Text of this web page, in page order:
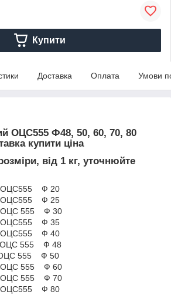
Купити
Доставка Оплата Умови
ОЦС555 Ф48, 50, 60, 70, 80
купити ціна
від 1 кг, уточнюйте
ОЦС555 Ф 20
ОЦС555 Ф 25
ОЦС 555 Ф 30
ОЦС555 Ф 35
ОЦС555 Ф 40
ОЦС 555 Ф 48
ОЦС 555 Ф 50
ОЦС 555 Ф 60
ОЦС 555 Ф 70
ОЦС555 Ф 80